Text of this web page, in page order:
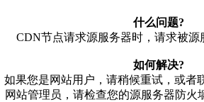
什么问题?
CDN节点请求源服务器时，请求被源
如何解决?
如果您是网站用户，请稍候重试，或者
网站管理员，请检查您的源服务器防火